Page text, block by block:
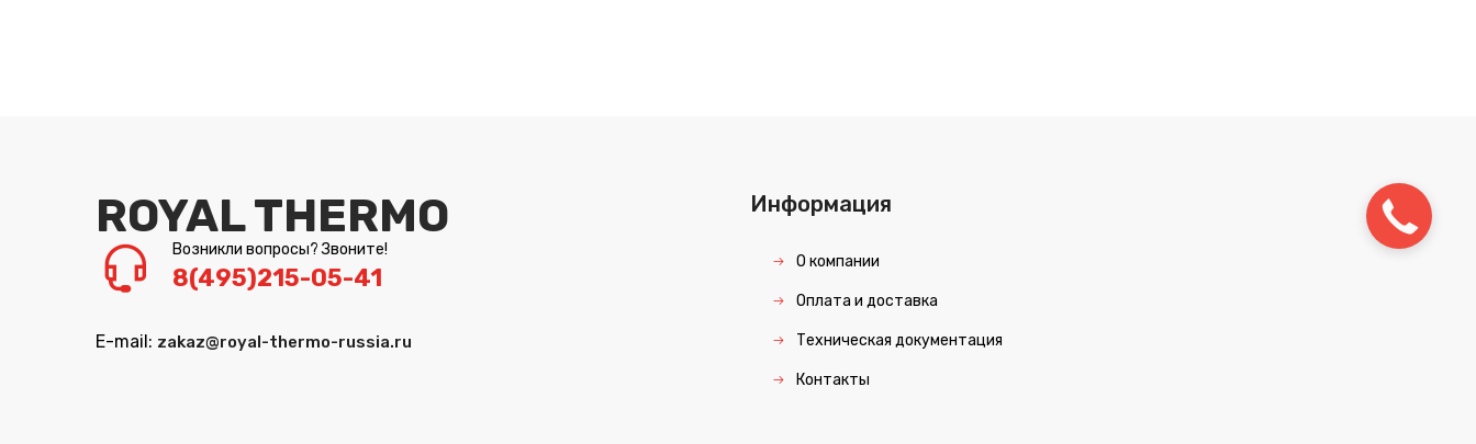
ROYAL THERMO
Возникли вопросы? Звоните!
8(495)215-05-41
E-mail: zakaz@royal-thermo-russia.ru
Информация
О компании
Оплата и доставка
Техническая документация
Контакты
Заказать
звонок